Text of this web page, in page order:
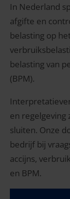
In Nederland
afgifte en
belasting op
belasting van
(BPM).
en regelgeving
sluiten. Onze
bedrijf bij
accijns,
en BPM.